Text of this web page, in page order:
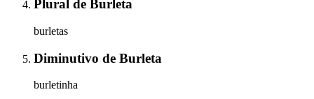
Plural de Burleta
burletas
Diminutivo de Burleta
burletinha